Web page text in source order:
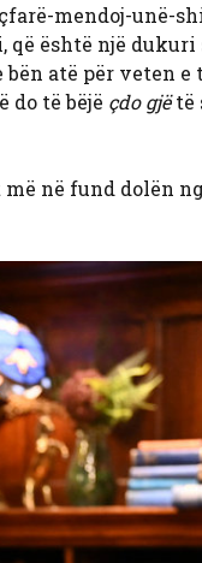
mendoj-unë-
është një dukuri
atë për veten e
do të bëjë çdo gjëtë
në fund dolën